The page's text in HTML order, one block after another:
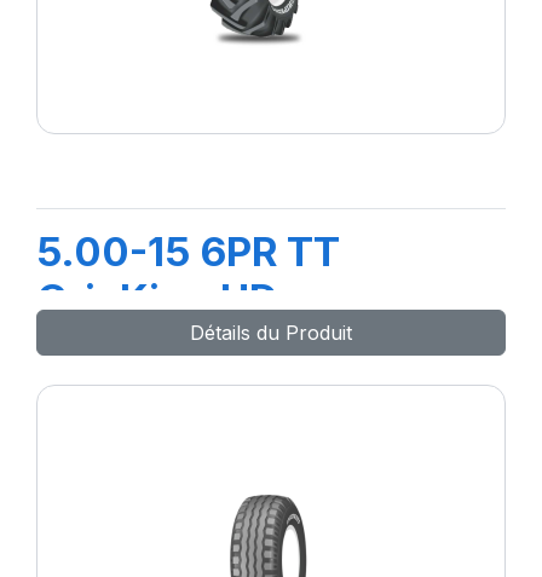
5.00-15 6PR TT
GripKing HD
Détails du Produit